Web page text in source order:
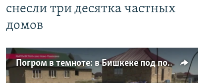
снесли три десятка частных
домов
Погром в темноте: в Бишкеке под покровом ночи неизвестные на тракторе снесли три десятка частных домов